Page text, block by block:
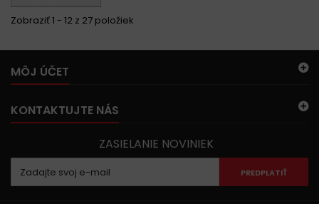
Zobraziť 1 - 12 z 27 položiek
MÔJ ÚČET
KONTAKTUJTE NÁS
ZASIELANIE NOVINIEK
PREDPLATIŤ